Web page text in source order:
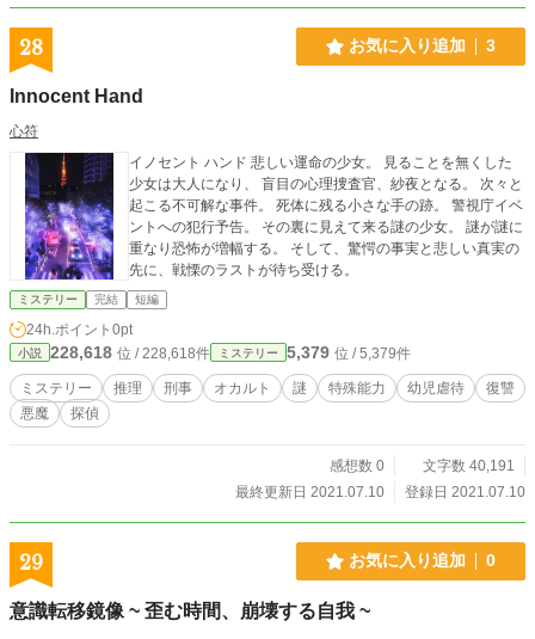
28 お気に入り追加 3
Innocent Hand
心符
イノセント ハンド 悲しい運命の少女。 見ることを無くした
少女は大人になり、 盲目の心理捜査官、紗夜となる。 次々と
起こる不可解な事件。 死体に残る小さな手の跡。 警視庁イベ
ントへの犯行予告。 その裏に見えて来る謎の少女。 謎が謎に
重なり恐怖が増幅する。 そして、驚愕の事実と悲しい真実の
先に、戦慄のラストが待ち受ける。
ミステリー 完結 短編
24h.ポイント 0pt
小説 228,618 位 / 228,618件 ミステリー 5,379 位 / 5,379件
ミステリー 推理 刑事 オカルト 謎 特殊能力 幼児虐待
復讐
悪魔
探偵
感想数 0
文字数 40,191
最終更新日 2021.07.10
登録日 2021.07.10
29 お気に入り追加 0
意識転移鏡像 ~ 歪む時間、崩壊する自我 ~